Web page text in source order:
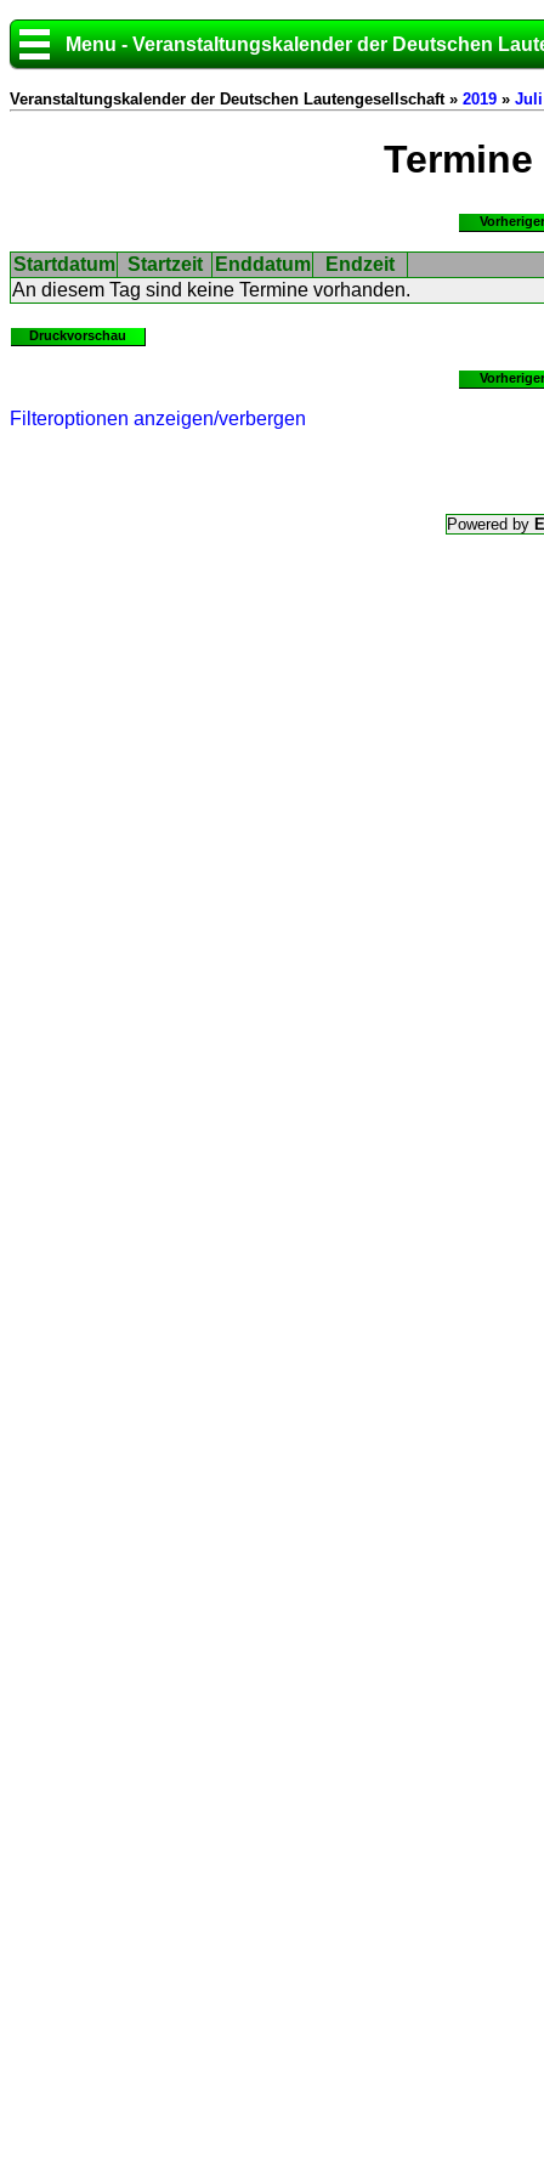
Menu - Veranstaltungskalender der Deutschen
Veranstaltungskalender der Deutschen Lautengesellschaft » 2019 » Juli
Termine
Startdatum Startzeit Enddatum
Endzeit
An diesem Tag sind keine Termine vorhanden.
Druckvorschau
Filteroptionen anzeigen/verbergen
Powered by